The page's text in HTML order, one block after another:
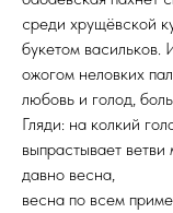
среди хрущёвской
букетом васильков.
ожогом неловких
любовь и голод,
Гляди: на колкий
выпрастывает
давно весна,
весна по всем